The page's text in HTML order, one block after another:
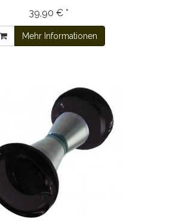
39,90 € *
Mehr Informationen